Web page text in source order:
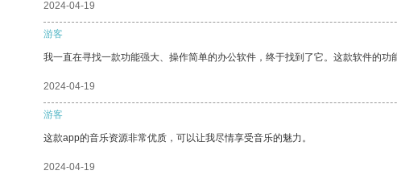
2024-04-19
游客
我一直在寻找一款功能强大、操作简单的办公软件，终于找到了它。这款软件的
2024-04-19
游客
这款app的音乐资源非常优质，可以让我尽情享受音乐的魅力。
2024-04-19